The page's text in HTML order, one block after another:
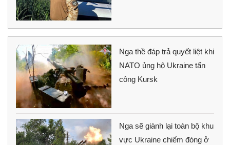
Nga thề đáp trả quyết liệt khi
NATO ủng hộ Ukraine tấn
công Kursk
Nga sẽ giành lại toàn bộ khu
vực Ukraine chiếm đóng ở